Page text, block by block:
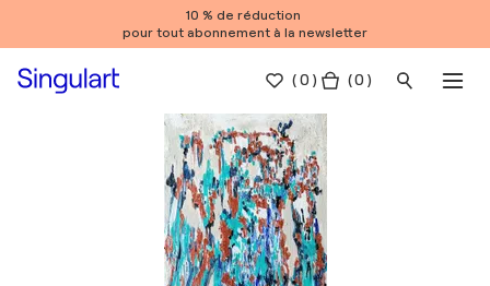
10 % de réduction
pour tout abonnement à la newsletter
(0 ) ( 0 )